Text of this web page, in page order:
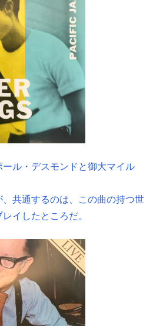
ル・デスモンドと御大マイル
、共通するのは、この曲の持つ世
イしたところだ。